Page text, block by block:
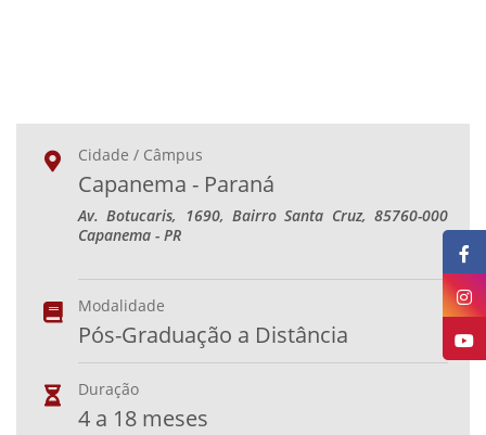
Cidade / Câmpus
Capanema - Paraná
Av. Botucaris, 1690, Bairro Santa Cruz, 85760-000
Capanema - PR
Modalidade
Pós-Graduação a Distância
Duração
4 a 18 meses